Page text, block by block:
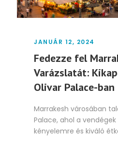
JANUÁR 12, 2024
Fedezze fel
Varázslatát:
Olivar Palace-
Marrakesh városában
Palace, ahol a
kényelemre és kiváló